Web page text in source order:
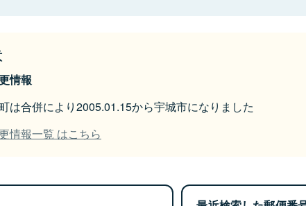
情報
は合併により2005.01.15から宇城市になりました
情報一覧 はこちら